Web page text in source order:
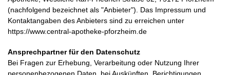
(nachfolgend bezeichnet als "Anbieter"). Das Impressum und
Kontaktangaben des Anbieters sind zu erreichen unter
https://www.central-apotheke-pforzheim.de
Ansprechpartner für den Datenschutz
Bei Fragen zur Erhebung, Verarbeitung oder Nutzung Ihrer
personenbezogenen Daten, bei Auskünften, Berichtigungen,